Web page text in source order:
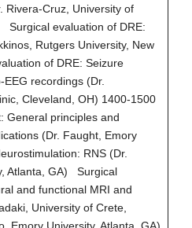
Rivera-Cruz, University of
Surgical evaluation of DRE:
Rutgers University, New
of DRE: Seizure
recordings (Dr.
Cleveland, OH) 1400-1500
General principles and
(Dr. Faught, Emory
RNS (Dr.
Atlanta, GA) Surgical
and functional MRI and
University of Crete,